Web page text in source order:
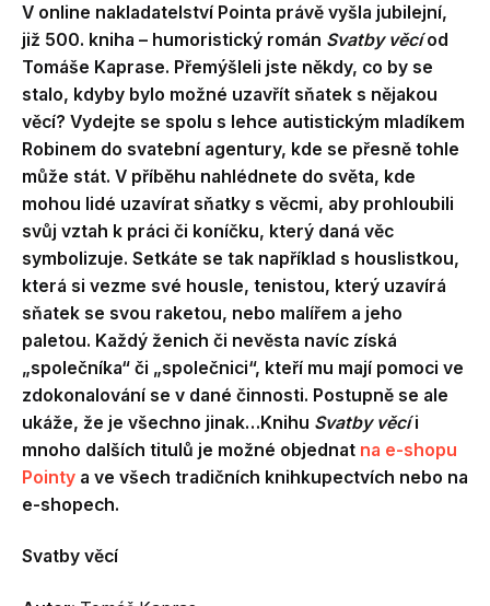
V online nakladatelství Pointa právě vyšla jubilejní,
již 500. kniha – humoristický román Svatby věcíod
Tomáše Kaprase. Přemýšleli jste někdy, co by se
stalo, kdyby bylo možné uzavřít sňatek s nějakou
věcí? Vydejte se spolu s lehce autistickým mladíkem
Robinem do svatební agentury, kde se přesně tohle
může stát. V příběhu nahlédnete do světa, kde
mohou lidé uzavírat sňatky s věcmi, aby prohloubili
svůj vztah k práci či koníčku, který daná věc
symbolizuje. Setkáte se tak například s houslistkou,
která si vezme své housle, tenistou, který uzavírá
sňatek se svou raketou, nebo malířem a jeho
paletou. Každý ženich či nevěsta navíc získá
„společníka“ či „společnici“, kteří mu mají pomoci ve
zdokonalování se v dané činnosti. Postupně se ale
ukáže, že je všechno jinak…Knihu Svatby věcíi
mnoho dalších titulů je možné objednat na e-shopu
Pointy a ve všech tradičních knihkupectvích nebo na
e-shopech.
Svatby věcí